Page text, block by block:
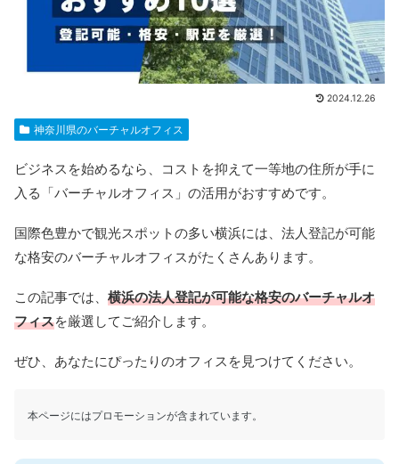
2024.12.26
神奈川県のバーチャルオフィス
ビジネスを始めるなら、コストを抑えて一等地の住所が手に
入る「バーチャルオフィス」の活用がおすすめです。
国際色豊かで観光スポットの多い横浜には、法人登記が可能
な格安のバーチャルオフィスがたくさんあります。
この記事では、 横浜の法人登記が可能な格安のバーチャルオ
フィスを厳選してご紹介します。
ぜひ、あなたにぴったりのオフィスを見つけてください。
本ページにはプロモーションが含まれています。